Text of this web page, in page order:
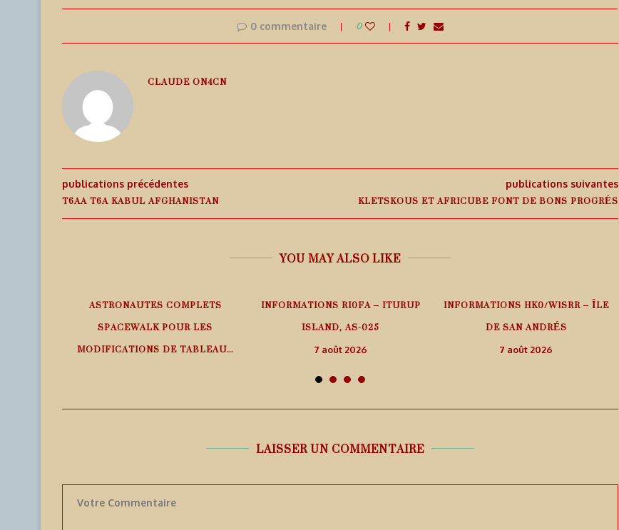
0 commentaire 0
CLAUDE ON4CN
publications précédentes
T6AA T6A KABUL AFGHANISTAN
publications suivantes
KLETSKOUS ET AFRICUBE FONT DE BONS PROGRÈS
YOU MAY ALSO LIKE
ASTRONAUTES COMPLETS
SPACEWALK POUR LES
MODIFICATIONS DE TABLEAU...
INFORMATIONS RI0FA – ITURUP
ISLAND, AS-025
7 août 2026
INFORMATIONS HK0/W1SRR – ÎLE
DE SAN ANDRÉS
7 août 2026
LAISSER UN COMMENTAIRE